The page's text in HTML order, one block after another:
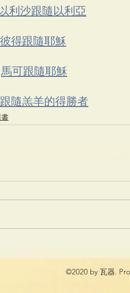
利沙跟隨以利亞
彼得跟隨耶穌
馬可跟隨耶穌
跟隨羔羊的得勝者
書
©2020 by 瓦器.